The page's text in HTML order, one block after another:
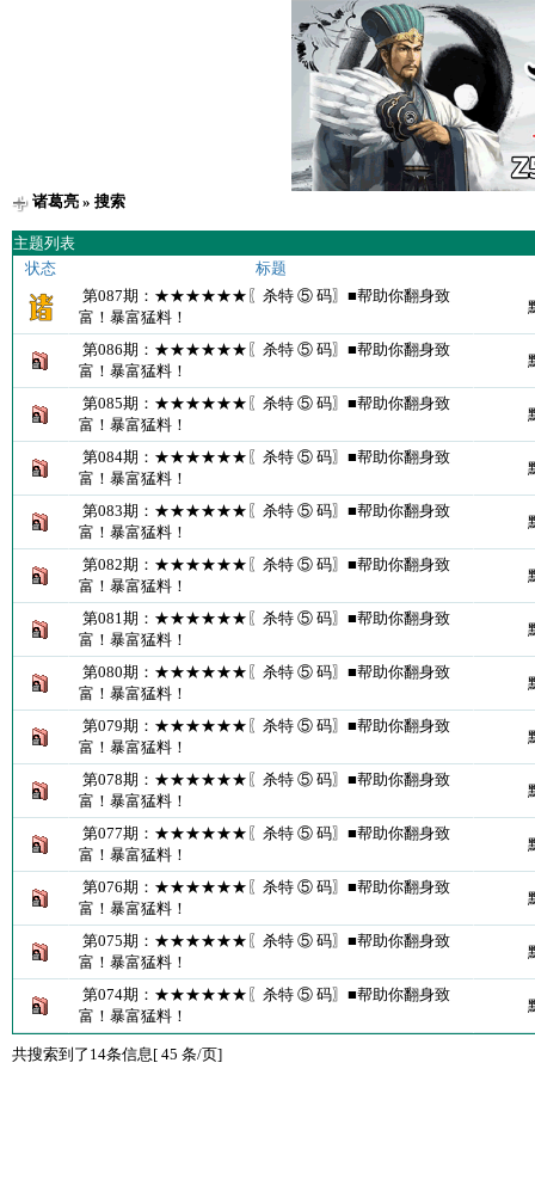
诸葛亮» 搜索
主题列表
状态
标题
第087期：★★★★★★〖杀特 ⑤ 码〗■帮助你翻身致
富！暴富猛料！
第086期：★★★★★★〖杀特 ⑤ 码〗■帮助你翻身致
富！暴富猛料！
第085期：★★★★★★〖杀特 ⑤ 码〗■帮助你翻身致
富！暴富猛料！
第084期：★★★★★★〖杀特 ⑤ 码〗■帮助你翻身致
富！暴富猛料！
第083期：★★★★★★〖杀特 ⑤ 码〗■帮助你翻身致
富！暴富猛料！
第082期：★★★★★★〖杀特 ⑤ 码〗■帮助你翻身致
富！暴富猛料！
第081期：★★★★★★〖杀特 ⑤ 码〗■帮助你翻身致
富！暴富猛料！
第080期：★★★★★★〖杀特 ⑤ 码〗■帮助你翻身致
富！暴富猛料！
第079期：★★★★★★〖杀特 ⑤ 码〗■帮助你翻身致
富！暴富猛料！
第078期：★★★★★★〖杀特 ⑤ 码〗■帮助你翻身致
富！暴富猛料！
第077期：★★★★★★〖杀特 ⑤ 码〗■帮助你翻身致
富！暴富猛料！
第076期：★★★★★★〖杀特 ⑤ 码〗■帮助你翻身致
富！暴富猛料！
第075期：★★★★★★〖杀特 ⑤ 码〗■帮助你翻身致
富！暴富猛料！
第074期：★★★★★★〖杀特 ⑤ 码〗■帮助你翻身致
富！暴富猛料！
共搜索到了14条信息[ 45 条/页]